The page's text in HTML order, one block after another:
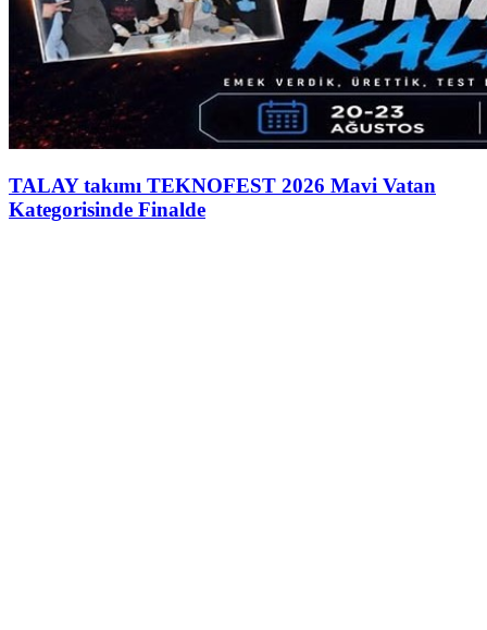
TALAY takımı TEKNOFEST 2026 Mavi Vatan
Kategorisinde Finalde